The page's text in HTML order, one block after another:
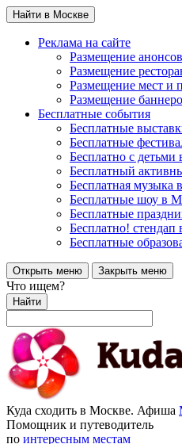
Найти в Москве
Реклама на сайте
Размещение
Размещение
Размещение мест и
Размещение
Бесплатные события
Бесплатные
Бесплатные
Бесплатно с детьми
Бесплатный
Бесплатная музыка
Бесплатные шоу в
Бесплатные
Бесплатно! стендап
Бесплатные
Открыть меню Закрыть меню
Что ищем?
Найти
Куда сходить в Москве. Афиша
Помощник и путеводитель
по интересным местам